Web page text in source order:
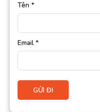
Tên *
Email *